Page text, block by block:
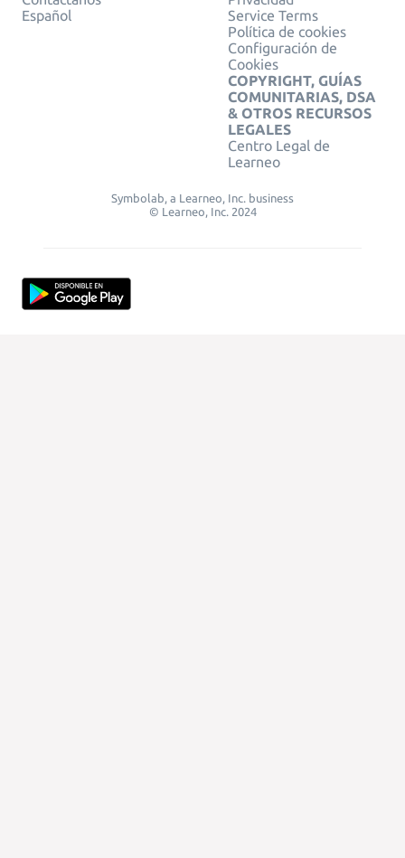
Español
Service Terms
Política de cookies
Configuración de
Cookies
COPYRIGHT, GUÍAS
COMUNITARIAS, DSA
& OTROS RECURSOS
LEGALES
Centro Legal de
Learneo
Symbolab, a Learneo, Inc. business
© Learneo, Inc. 2024